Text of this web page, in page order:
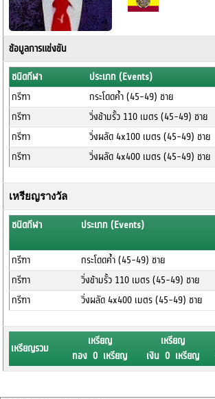
ข้อมูลการแข่งขัน
ชนิดกีฬา
ประเภท (Events)
กรีฑา
กระโดดค้ำ (45-49) ชาย
กรีฑา
วิ่งข้ามรั้ว 110 เมตร (45-49) ชาย
กรีฑา
วิ่งผลัด 4x100 เมตร (45-49) ชาย
กรีฑา
วิ่งผลัด 4x400 เมตร (45-49) ชาย
เหรียญรางวัล
ชนิดกีฬา ประเภท (Events)
กรีฑา กระโดดค้ำ (45-49) ชาย
กรีฑา
วิ่งข้ามรั้ว 110 เมตร (45-49) ชาย
กรีฑา
วิ่งผลัด 4x400 เมตร (45-49) ชาย
เหรียญรวม
เหรียญ
ทอง 0 เหรียญ
เหรียญ
เงิน 0 เหรียญ